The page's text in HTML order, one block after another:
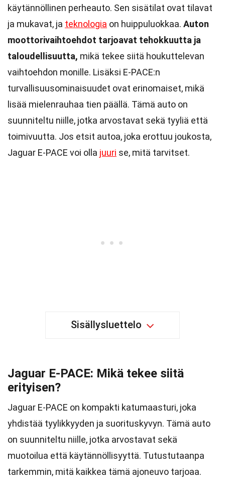
käytännöllinen perheauto. Sen sisätilat ovat tilavat
ja mukavat, ja teknologia on huippuluokkaa. Auton
moottorivaihtoehdot tarjoavat tehokkuutta ja
taloudellisuutta, mikä tekee siitä houkuttelevan
vaihtoehdon monille. Lisäksi E-PACE:n
turvallisuusominaisuudet ovat erinomaiset, mikä
lisää mielenrauhaa tien päällä. Tämä auto on
suunniteltu niille, jotka arvostavat sekä tyyliä että
toimivuutta. Jos etsit autoa, joka erottuu joukosta,
Jaguar E-PACE voi olla juuri se, mitä tarvitset.
Sisällysluettelo
Jaguar E-PACE: Mikä tekee siitä
erityisen?
Jaguar E-PACE on kompakti katumaasturi, joka
yhdistää tyylikkyyden ja suorituskyvyn. Tämä auto
on suunniteltu niille, jotka arvostavat sekä
muotoilua että käytännöllisyyttä. Tutustutaanpa
tarkemmin, mitä kaikkea tämä ajoneuvo tarjoaa.